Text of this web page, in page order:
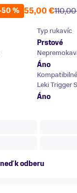
% 55,00 €
Typ rukavíc
Prstové
Áno
Leki Trigger
Áno
k odberu